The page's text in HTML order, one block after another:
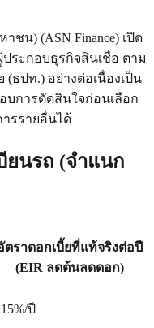
ชน) (ASN Finance) เปิด
ระกอบธุรกิจสินเชื่อ ตาม
ธปท.) อย่างต่อเนื่องเป็น
บการตัดสินใจก่อนเลือก
ารรายอื่นได้
ยนรถ (จำแนก
ตราดอกเบี้ยที่แท้จริงต่อปี
(EIR ลดต้นลดดอก)
ปี